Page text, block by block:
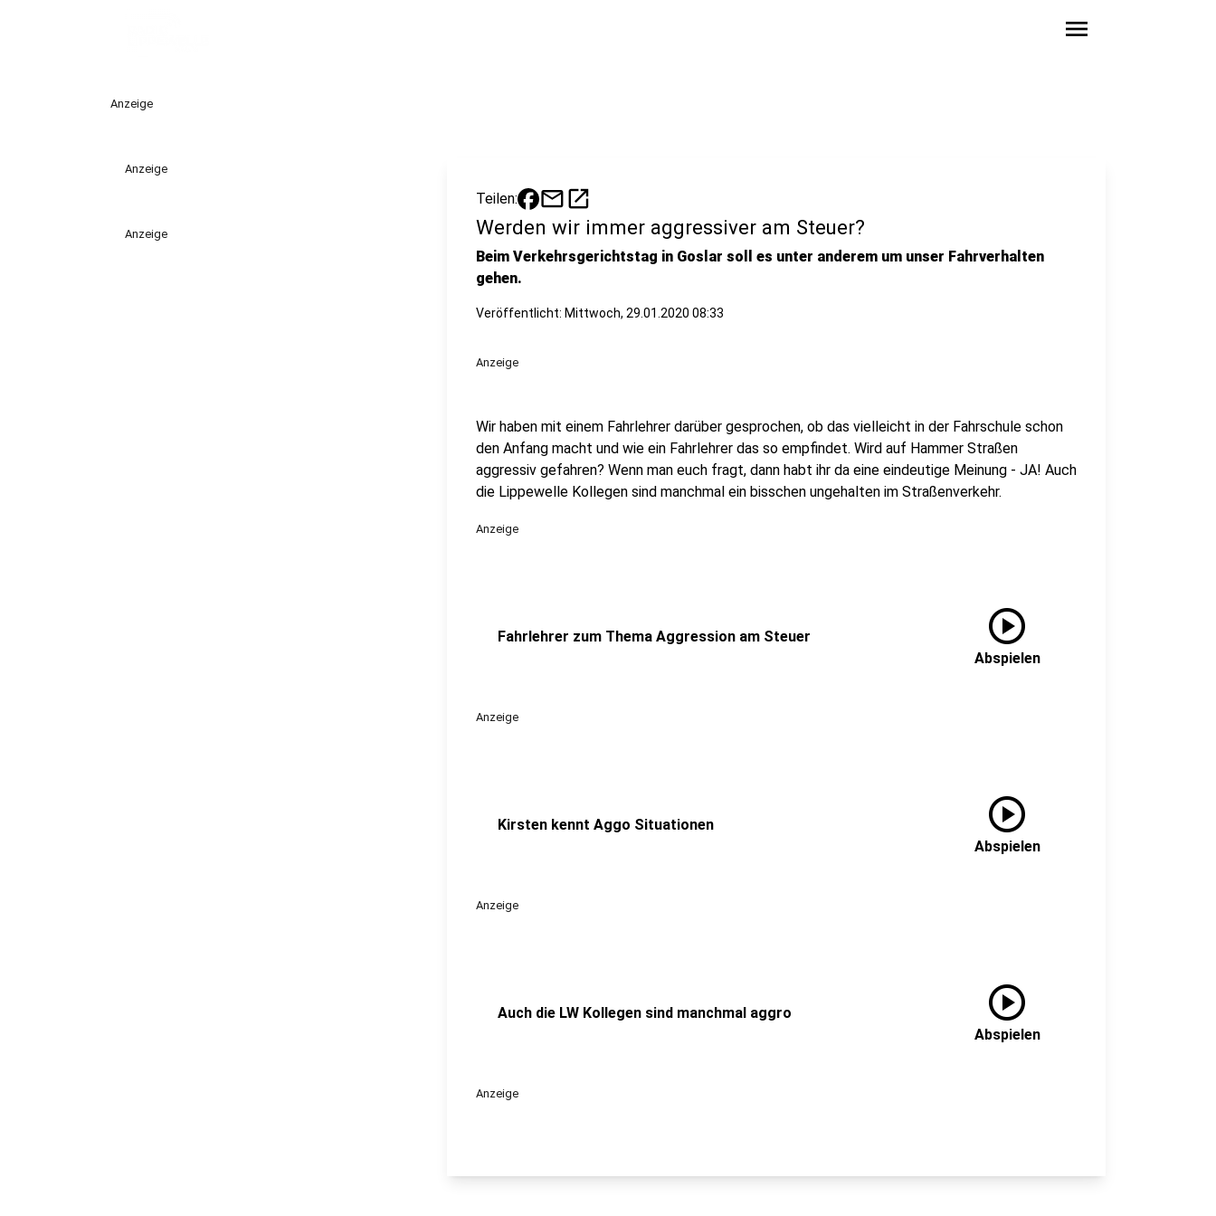
menu
Anzeige
Anzeige
Anzeige
Teilen: mailopen_in_new
Werden wir immer aggressiver am Steuer?
Beim Verkehrsgerichtstag in Goslar soll es unter anderem um unser Fahrverhalten
gehen.
Veröffentlicht: Mittwoch, 29.01.2020 08:33
Anzeige
Wir haben mit einem Fahrlehrer darüber gesprochen, ob das vielleicht in der Fahrschule schon
den Anfang macht und wie ein Fahrlehrer das so empfindet. Wird auf Hammer Straßen
aggressiv gefahren? Wenn man euch fragt, dann habt ihr da eine eindeutige Meinung - JA! Auch
die Lippewelle Kollegen sind manchmal ein bisschen ungehalten im Straßenverkehr.
Anzeige
Fahrlehrer zum Thema Aggression am Steuer play_circle
Abspielen
Anzeige
Kirsten kennt Aggo Situationen play_circle
Abspielen
Anzeige
Auch die LW Kollegen sind manchmal aggro play_circle
Abspielen
Anzeige